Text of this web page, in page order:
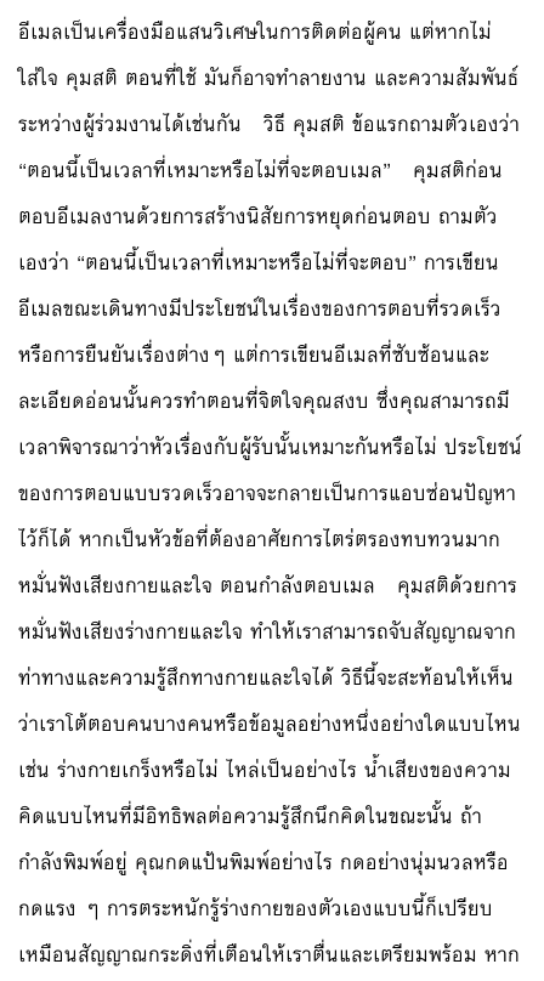
อีเมลเป็นเครื่องมือแสนวิเศษในการติดต่อผู้คน แต่หากไม่
ใส่ใจ คุมสติ ตอนที่ใช้ มันก็อาจทำลายงาน และความสัมพันธ์
ระหว่างผู้ร่วมงานได้เช่นกัน วิธี คุมสติ ข้อแรกถามตัวเองว่า
“ตอนนี้เป็นเวลาที่เหมาะหรือไม่ที่จะตอบเมล” คุมสติก่อน
ตอบอีเมลงานด้วยการสร้างนิสัยการหยุดก่อนตอบ ถามตัว
เองว่า “ตอนนี้เป็นเวลาที่เหมาะหรือไม่ที่จะตอบ” การเขียน
อีเมลขณะเดินทางมีประโยชน์ในเรื่องของการตอบที่รวดเร็ว
หรือการยืนยันเรื่องต่างๆ แต่การเขียนอีเมลที่ซับซ้อนและ
ละเอียดอ่อนนั้นควรทำตอนที่จิตใจคุณสงบ ซึ่งคุณสามารถมี
เวลาพิจารณาว่าหัวเรื่องกับผู้รับนั้นเหมาะกันหรือไม่ ประโยชน์
ของการตอบแบบรวดเร็วอาจจะกลายเป็นการแอบซ่อนปัญหา
ไว้ก็ได้ หากเป็นหัวข้อที่ต้องอาศัยการไตร่ตรองทบทวนมาก
หมั่นฟังเสียงกายและใจ ตอนกำลังตอบเมล คุมสติด้วยการ
หมั่นฟังเสียงร่างกายและใจ ทำให้เราสามารถจับสัญญาณจาก
ท่าทางและความรู้สึกทางกายและใจได้ วิธีนี้จะสะท้อนให้เห็น
ว่าเราโต้ตอบคนบางคนหรือข้อมูลอย่างหนึ่งอย่างใดแบบไหน
เช่น ร่างกายเกร็งหรือไม่ ไหล่เป็นอย่างไร น้ำเสียงของความ
คิดแบบไหนที่มีอิทธิพลต่อความรู้สึกนึกคิดในขณะนั้น ถ้า
กำลังพิมพ์อยู่ คุณกดแป้นพิมพ์อย่างไร กดอย่างนุ่มนวลหรือ
กดแรง ๆ การตระหนักรู้ร่างกายของตัวเองแบบนี้ก็เปรียบ
เหมือนสัญญาณกระดิ่งที่เตือนให้เราตื่นและเตรียมพร้อม หาก